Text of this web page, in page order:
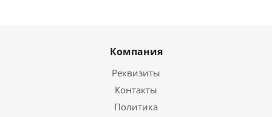
Компания
Реквизиты
Контакты
Политика